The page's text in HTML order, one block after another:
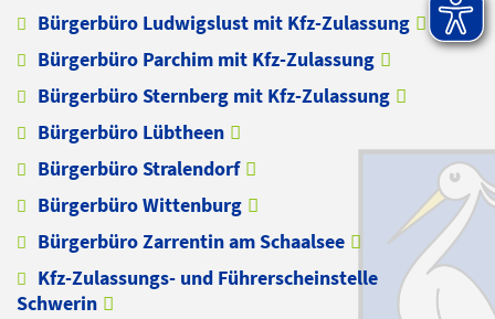
Bürgerbüro Ludwigslust mit Kfz-Zulassung
Bürgerbüro Parchim mit Kfz-Zulassung
Bürgerbüro Sternberg mit Kfz-Zulassung
Bürgerbüro Lübtheen
Bürgerbüro Stralendorf
Bürgerbüro Wittenburg
Bürgerbüro Zarrentin am Schaalsee
Kfz-Zulassungs- und Führerscheinstelle
Schwerin